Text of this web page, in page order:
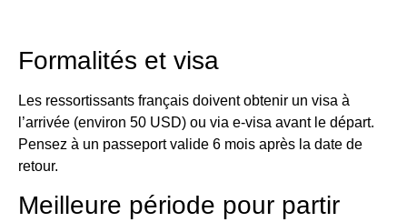
Formalités et visa
Les ressortissants français doivent obtenir un visa à
l’arrivée (environ 50 USD) ou via e-visa avant le départ.
Pensez à un passeport valide 6 mois après la date de
retour.
Meilleure période pour partir